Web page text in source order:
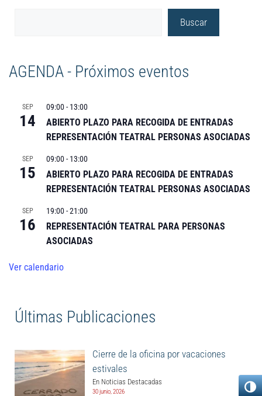
Buscar
AGENDA - Próximos eventos
SEP
14
09:00-13:00
ABIERTO PLAZO PARA RECOGIDA DE ENTRADAS
REPRESENTACIÓN TEATRAL PERSONAS ASOCIADAS
SEP
15
09:00-13:00
ABIERTO PLAZO PARA RECOGIDA DE ENTRADAS
REPRESENTACIÓN TEATRAL PERSONAS ASOCIADAS
SEP
16
19:00-21:00
REPRESENTACIÓN TEATRAL PARA PERSONAS
ASOCIADAS
Ver calendario
Últimas Publicaciones
Cierre de la oficina por vacaciones
estivales
En Noticias Destacadas
30 junio, 2026